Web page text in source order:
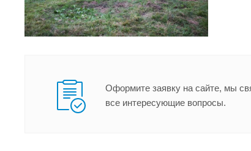
Оформите заявку на сайте, мы
все интересующие вопросы.